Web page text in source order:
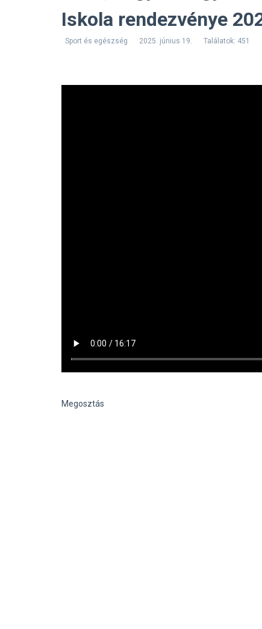
Iskola rendezvénye
Sport és egészség 2025. június 19. Találatok: 451
Megosztás